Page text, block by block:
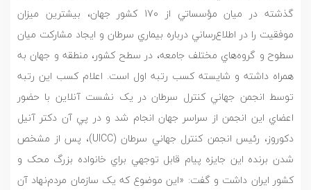
گذشته در ميان مؤسساتي از 170 کشور جهان، بيشترين ميزان
موفقيت را در اطلاع‌رساني درباره بيماري سرطان و ايجاد مشارکت ميان
سطوح و گروه‌هاي مختلف جامعه، در سطح کشور، منطقه و جهان به
همراه داشته و شايسته کسب رتبه اول است. اعلام کسب اين رتبه
توسط انجمن جهاني کنترل سرطان در يک نشست آنلاين با حضور
اعضاي اين انجمن از سراسر جهان انجام شد و در پي آن دکتر آنيل
دکوروز، رئيس انجمن کنترل جهاني سرطان (UICC)، پس از مشخص
شدن برنده اين جايزه پيام قابل توجهي براي خانواده بزرگ محک و
کشور ايران داشت و گفت: «اين موضوع که يک سازمان مردم‌نهاد آن